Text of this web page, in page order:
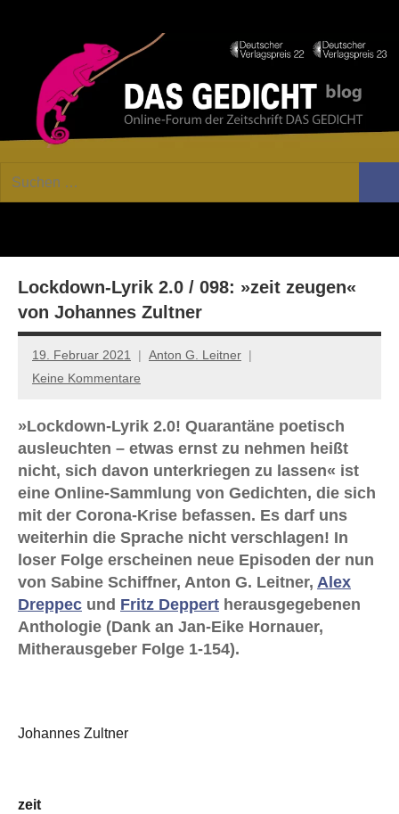
GEDICHT
Forum
von
Lyrik,
Essay
Suchen
Lockdown-Lyrik 2.0 / 098: »zeit zeugen«
von Johannes Zultner
19. Februar 2021
Anton G. Leitner
Keine Kommentare
»Lockdown-Lyrik 2.0! Quarantäne poetisch
ausleuchten – etwas ernst zu nehmen heißt
nicht, sich davon unterkriegen zu lassen« ist
eine Online-Sammlung von Gedichten, die sich
mit der Corona-Krise befassen. Es darf uns
weiterhin die Sprache nicht verschlagen! In
loser Folge erscheinen neue Episoden der nun
von Sabine Schiffner, Anton G. Leitner, Alex
Dreppec und Fritz Deppert herausgegebenen
Anthologie (Dank an Jan-Eike Hornauer,
Mitherausgeber Folge 1-154).
Johannes Zultner
zeit